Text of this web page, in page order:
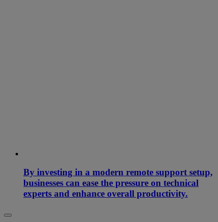
By investing in a modern remote support setup,
businesses can ease the pressure on technical
experts and enhance overall productivity.